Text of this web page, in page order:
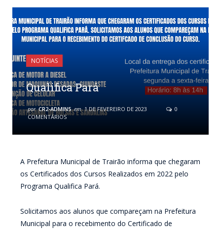
NOTÍCIAS
Qualifica Pará
por CR2-ADMIN5 em 1 DE FEVEREIRO DE 2023
0
COMENTÁRIOS
A Prefeitura Municipal de Trairão informa que chegaram
os Certificados dos Cursos Realizados em 2022 pelo
Programa Qualifica Pará.
Solicitamos aos alunos que compareçam na Prefeitura
Municipal para o recebimento do Certificado de